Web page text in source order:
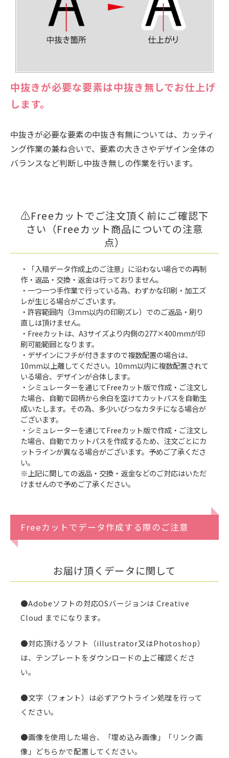
中抜きが必要な要素は中抜き無しでお仕上げ
します。
中抜きが必要な要素の中抜き有無については、カッティ
ング作業の兼ね合いで、要素の大きさやデザイン全体の
バランスなど判断し中抜き無しの作業を行います。
⚠Freeカットでご注文頂く前にご確認下
さい（Freeカット商品についての注意
点）
・「入稿データ作成上のご注意」に沿わない場合での再制
作・返品・交換・返金は行っておりません。
・一つ一つ手作業で行っている為、わずかな印刷・加工ズ
レが生じる場合がございます。
・許容範囲内（3mm以内の印刷ズレ）でのご返品・刷り
直しは頂けません。
・Freeカットは、A3サイズより内側の277×400mmが印
刷可能範囲となります。
・デザインにフチが付きますので複数配置の場合は、
10mm以上離してください。10mm以内に複数配置されて
いる場合、デザインが合体します。
・シミュレーターを通じてFreeカット版で作成・ご注文し
た場合、自動で図柄から余白を空けてカットパスを自動生
成いたします。その為、多少いびつなカタチになる場合が
ございます。
・シミュレーターを通じてFreeカット版で作成・ご注文し
た場合、自動でカットパスを作成するため、注文ごとにカ
ットラインが異なる場合がございます。予めご了承くださ
い。
※上記に関しての返品・交換・返金などのご対応はいただ
けませんので予めご了承ください。
Freeカットでデータ作成する際のご注意
お届け頂くデータに関して
●Adobeソフトの対応OSバージョンは Creative
Cloud までになります。
●対応頂けるソフト（illustrator又はPhotoshop）
は、テンプレートをダウンロードの上ご確認くださ
い。
●文字（フォント）は必ずアウトライン処理を行って
ください。
●画像を使用した場合、「埋め込み画像」「リンク画
像」どちらかで配置してください。